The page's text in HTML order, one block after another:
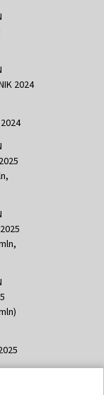
2024